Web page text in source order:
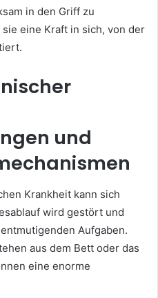
in den Griff zu
eine Kraft in sich, von der
und
Krankheit kann sich
wird gestört und
Aufgaben.
aus dem Bett oder das
eine enorme